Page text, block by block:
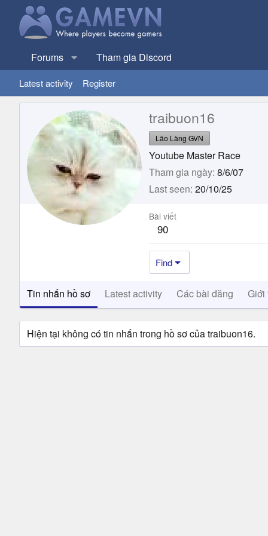
Forums Tham gia Discord
Latest activity Register
traibuon16
Lão Làng GVN
Youtube Master Race
Tham gia ngày 8/6/07
Last seen 20/10/25
Bài viết
90
Find
Tin nhắn hồ sơ Latest activity Các bài đăng Giới
Hiện tại không có tin nhắn trong hồ sơ của traibuon16.